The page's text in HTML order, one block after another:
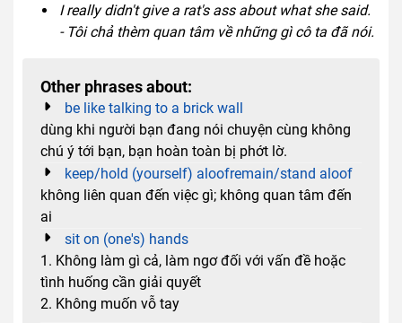
I really didn't give a rat's ass about what she said.
- Tôi chả thèm quan tâm về những gì cô ta đã nói.
Other phrases about:
be like talking to a brick wall
dùng khi người bạn đang nói chuyện cùng không
chú ý tới bạn, bạn hoàn toàn bị phớt lờ.
keep/hold (yourself) aloofremain/stand aloof
không liên quan đến việc gì; không quan tâm đến
ai
sit on (one's) hands
1. Không làm gì cả, làm ngơ đối với vấn đề hoặc
tình huống cần giải quyết
2. Không muốn vỗ tay